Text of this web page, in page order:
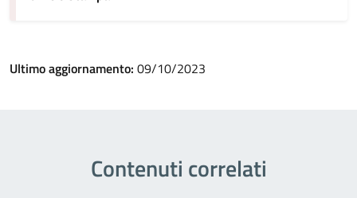
Ultimo aggiornamento: 09/10/2023
Contenuti correlati